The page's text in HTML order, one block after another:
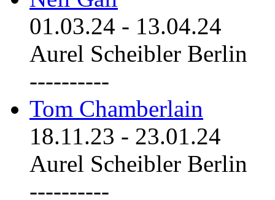
01.03.24 - 13.04.24
Aurel Scheibler Berlin
----------
Tom Chamberlain
18.11.23 - 23.01.24
Aurel Scheibler Berlin
----------